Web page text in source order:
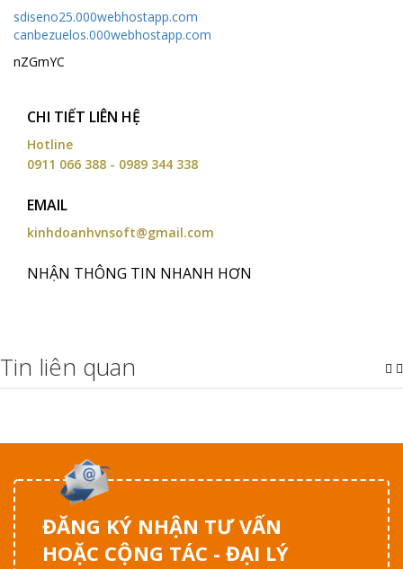
sdiseno25.000webhostapp.com
canbezuelos.000webhostapp.com
nZGmYC
CHI TIẾT LIÊN HỆ
Hotline
0911 066 388 - 0989 344 338
EMAIL
kinhdoanhvnsoft@gmail.com
NHẬN THÔNG TIN NHANH HƠN
Tin liên quan
ĐĂNG KÝ NHẬN TƯ VẤN
HOẶC CỘNG TÁC - ĐẠI LÝ